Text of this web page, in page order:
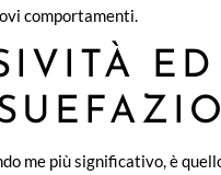
comportamenti.
me più significativo, è